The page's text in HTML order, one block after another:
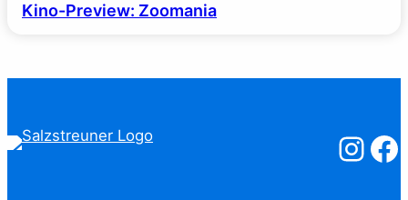
Kino-Preview: Zoomania